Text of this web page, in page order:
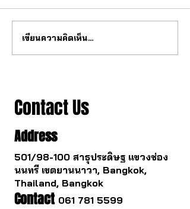
วงการนาฬกากำลังจะ
เปลี่ยนไป
เขียนความคิดเห็น…
Contact Us
Address
501/98-100 สาธุประดิษฐ แขวงช่อง
นนทรี เขตยานนาวา, Bangkok,
Thailand, Bangkok
Contact 061 781 5599